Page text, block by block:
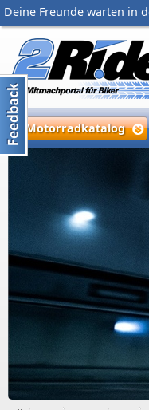
Deine Freunde warten in
Motorradkatalog